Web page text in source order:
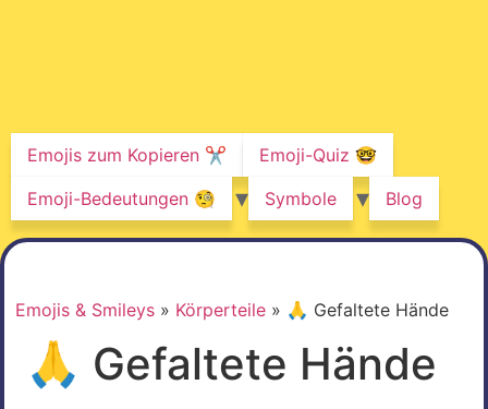
Emojis zum Kopieren ✂️
Emoji-Quiz 🤓
Emoji-Bedeutungen 🧐
Symbole Blog
Emojis & Smileys » Körperteile » 🙏 Gefaltete Hände
🙏 Gefaltete Hände